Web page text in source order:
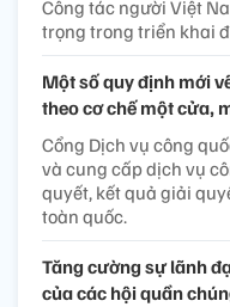
Công tác người Việt
trọng trong triển khai
Một số quy định mới
theo cơ chế một cửa,
Cổng Dịch vụ công
và cung cấp dịch vụ
quyết, kết quả giải
toàn quốc.
Tăng cường sự lãnh
của các hội quần